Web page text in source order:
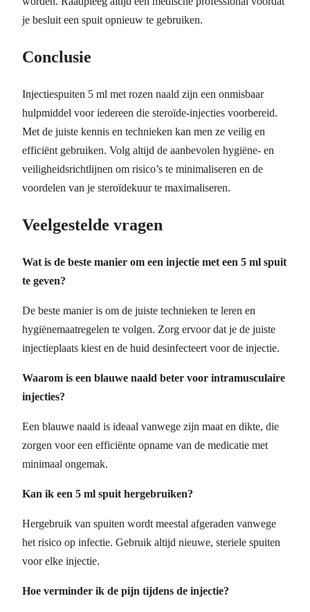
je besluit een spuit opnieuw te gebruiken.
Conclusie
Injectiespuiten 5 ml met rozen naald zijn een onmisbaar
hulpmiddel voor iedereen die steroïde-injecties voorbereid.
Met de juiste kennis en technieken kan men ze veilig en
efficiënt gebruiken. Volg altijd de aanbevolen hygiëne- en
veiligheidsrichtlijnen om risico’s te minimaliseren en de
voordelen van je steroïdekuur te maximaliseren.
Veelgestelde vragen
Wat is de beste manier om een injectie met een 5 ml spuit
te geven?
De beste manier is om de juiste technieken te leren en
hygiënemaatregelen te volgen. Zorg ervoor dat je de juiste
injectieplaats kiest en de huid desinfecteert voor de injectie.
Waarom is een blauwe naald beter voor intramusculaire
injecties?
Een blauwe naald is ideaal vanwege zijn maat en dikte, die
zorgen voor een efficiënte opname van de medicatie met
minimaal ongemak.
Kan ik een 5 ml spuit hergebruiken?
Hergebruik van spuiten wordt meestal afgeraden vanwege
het risico op infectie. Gebruik altijd nieuwe, steriele spuiten
voor elke injectie.
Hoe verminder ik de pijn tijdens de injectie?